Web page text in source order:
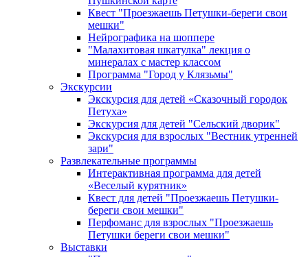
Квест "Проезжаешь Петушки-береги свои
мешки"
Нейрографика на шоппере
"Малахитовая шкатулка" лекция о
минералах с мастер классом
Программа "Город у Клязьмы"
Экскурсии
Экскурсия для детей «Сказочный городок
Петуха»
Экскурсия для детей "Сельский дворик"
Экскурсия для взрослых "Вестник утренней
зари"
Развлекательные программы
Интерактивная программа для детей
«Веселый курятник»
Квест для детей "Проезжаешь Петушки-
береги свои мешки"
Перфоманс для взрослых "Проезжаешь
Петушки береги свои мешки"
Выставки